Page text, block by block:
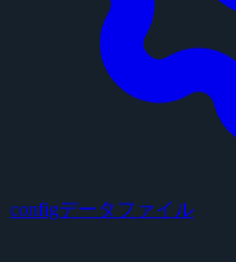
configデータファイル